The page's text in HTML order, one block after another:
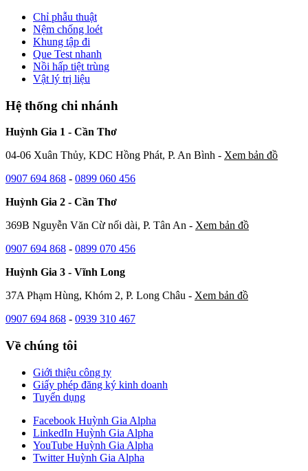
Chỉ phẫu thuật
Nệm chống loét
Khung tập đi
Que Test nhanh
Nồi hấp tiệt trùng
Vật lý trị liệu
Hệ thống chi nhánh
Huỳnh Gia 1 - Cần Thơ
04-06 Xuân Thủy, KDC Hồng Phát, P. An Bình - Xem bản đồ
0907 694 868 - 0899 060 456
Huỳnh Gia 2 - Cần Thơ
369B Nguyễn Văn Cừ nối dài, P. Tân An - Xem bản đồ
0907 694 868 - 0899 070 456
Huỳnh Gia 3 - Vĩnh Long
37A Phạm Hùng, Khóm 2, P. Long Châu - Xem bản đồ
0907 694 868 - 0939 310 467
Về chúng tôi
Giới thiệu công ty
Giấy phép đăng ký kinh doanh
Tuyển dụng
Facebook Huỳnh Gia Alpha
LinkedIn Huỳnh Gia Alpha
YouTube Huỳnh Gia Alpha
Twitter Huỳnh Gia Alpha